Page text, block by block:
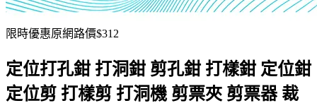
限時優惠原網路價$312
定位打孔鉗 打洞鉗 剪孔鉗 打樣鉗 定位鉗
定位剪 打樣剪 打洞機 剪票夾 剪票器 裁